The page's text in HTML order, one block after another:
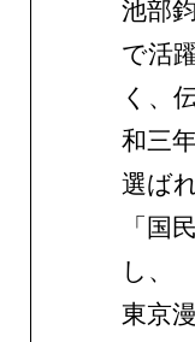
池部
で活
く、
和三
選ば
「国
し、
東京